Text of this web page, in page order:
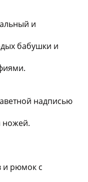
и
бабушки и
надписью
ножей.
и рюмок с